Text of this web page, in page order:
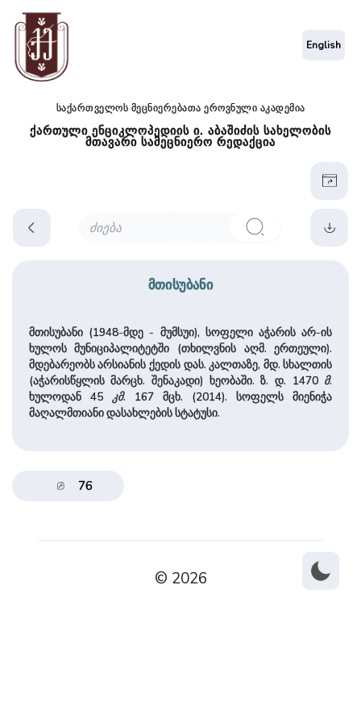
საქართველოს მეცნიერებათა ეროვნული აკადემია
ქართული ენციკლოპედიის ი. აბაშიძის სახელობის
მთავარი სამეცნიერო რედაქცია
English
მთისუბანი
მთისუბანი (1948-მდე - მუმსუი), სოფელი აჭარის არ-ის
ხულოს მუნიციპალიტეტში (თხილვნის აღმ. ერთეული).
მდებარეობს არსიანის ქედის დას. კალთაზე, მდ. სხალთის
(აჭარისწყლის მარცხ. შენაკადი) ხეობაში. ზ. დ. 1470 მ.
ხულოდან 45კმ. 167 მცხ. (2014). სოფელს მიენიჭა
მაღალმთიანი დასახლების სტატუსი.
76
© 2026